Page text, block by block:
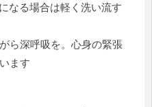
なる場合は軽く洗い流す
ら深呼吸を。心身の緊張
ます